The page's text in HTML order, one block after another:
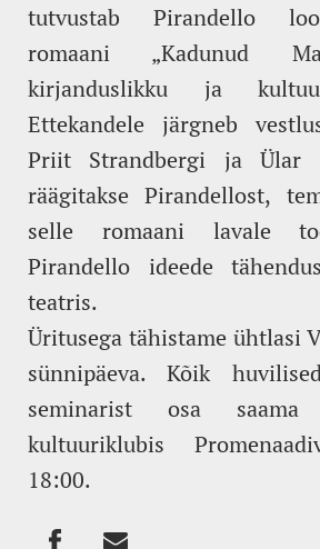
tutvustab Pirandello
romaani „Kadunud
kirjanduslikku ja
Ettekandele järgneb
Priit Strandbergi ja Ülar
räägitakse Pirandellost,
selle romaani lavale
Pirandello ideede
teatris.
Üritusega tähistame ühtlasi
sünnipäeva. Kõik
seminarist osa
kultuuriklubis
18:00.